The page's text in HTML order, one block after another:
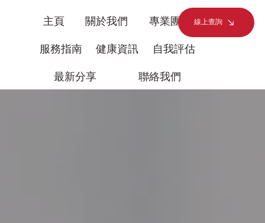
主頁 關於我們 專業團隊
服務指南 健康資訊 自我評估
最新分享 聯絡我們
線上查詢